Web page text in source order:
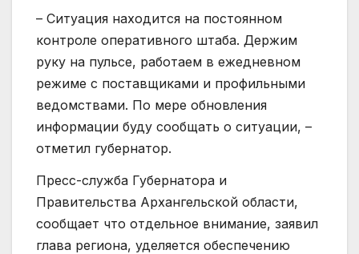
– Ситуация находится на постоянном
контроле оперативного штаба. Держим
руку на пульсе, работаем в ежедневном
режиме с поставщиками и профильными
ведомствами. По мере обновления
информации буду сообщать о ситуации, –
отметил губернатор.
Пресс-служба Губернатора и
Правительства Архангельской области,
сообщает что отдельное внимание, заявил
глава региона, уделяется обеспечению